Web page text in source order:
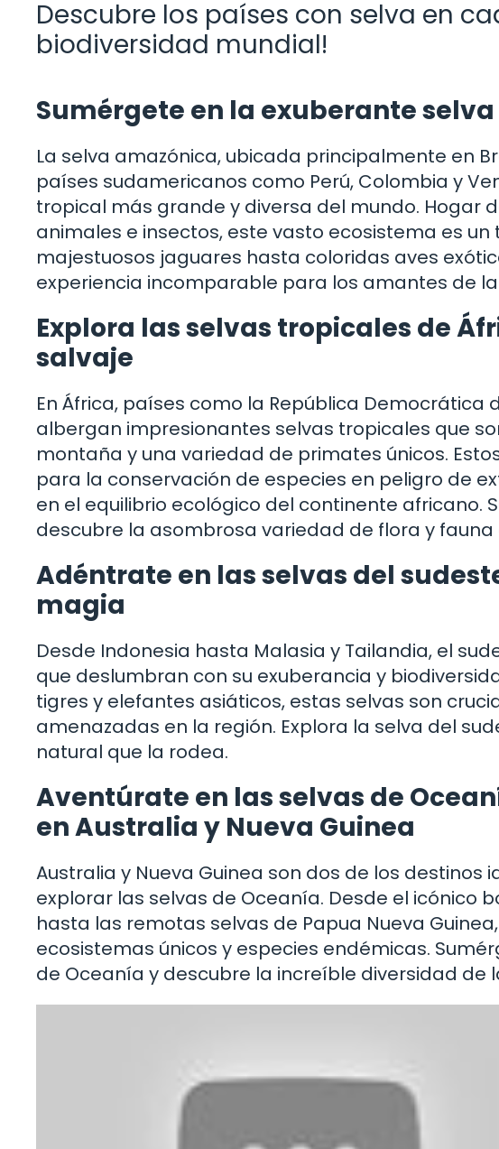
Descubre los países con selva en
biodiversidad mundial!
Sumérgete en la exuberante
La selva amazónica, ubicada principalmente en
países sudamericanos como Perú, Colombia y
tropical más grande y diversa del mundo. Hogar
animales e insectos, este vasto ecosistema es
majestuosos jaguares hasta coloridas aves
experiencia incomparable para los amantes de
Explora las selvas tropicales de
salvaje
En África, países como la República
albergan impresionantes selvas tropicales que
montaña y una variedad de primates únicos.
para la conservación de especies en peligro de
en el equilibrio ecológico del continente africano.
descubre la asombrosa variedad de flora y fauna
Adéntrate en las selvas del
magia
Desde Indonesia hasta Malasia y Tailandia, el
que deslumbran con su exuberancia y
tigres y elefantes asiáticos, estas selvas son
amenazadas en la región. Explora la selva del
natural que la rodea.
Aventúrate en las selvas de
en Australia y Nueva Guinea
Australia y Nueva Guinea son dos de los
explorar las selvas de Oceanía. Desde el icónico
hasta las remotas selvas de Papua Nueva
ecosistemas únicos y especies endémicas.
de Oceanía y descubre la increíble diversidad de